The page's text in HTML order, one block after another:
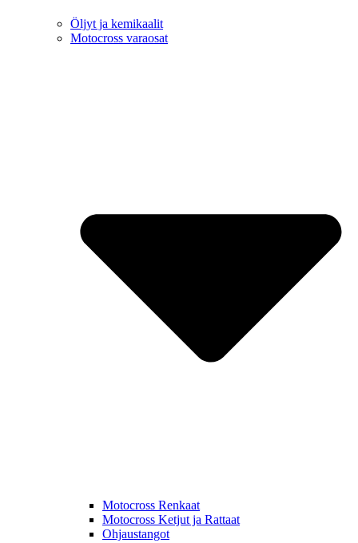
Öljyt ja kemikaalit
Motocross varaosat
Motocross Renkaat
Motocross Ketjut ja Rattaat
Ohjaustangot